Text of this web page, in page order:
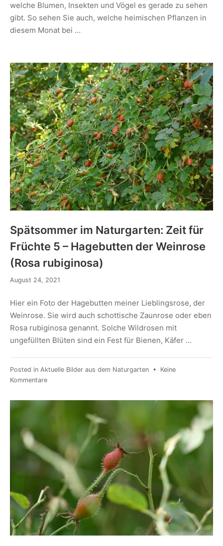
welche Blumen, Insekten und Vögel es gerade zu sehen
gibt. So sehen Sie auch, welche heimischen Pflanzen in
diesem Monat bei …
Spätsommer im Naturgarten: Zeit für
Früchte 5 – Hagebutten der Weinrose
(Rosa rubiginosa)
August 24, 2021
Hier ein Foto der Hagebutten meiner Lieblingsrose, der
Weinrose. Sie wird auch schottische Zaunrose oder eben
Rosa rubiginosa genannt. Solche Wildrosen mit
ungefüllten Blüten sind ein Fest für Bienen, Käfer …
Posted in Aktuelle Bilder aus dem Naturgarten • Keine
Kommentare